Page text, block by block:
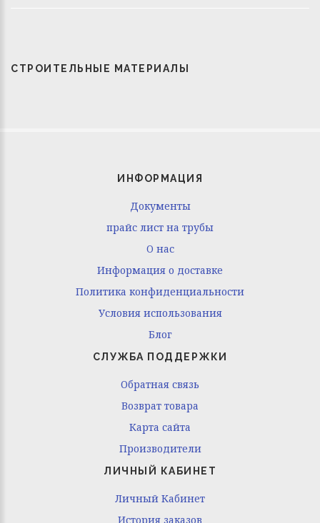
СТРОИТЕЛЬНЫЕ МАТЕРИАЛЫ
ИНФОРМАЦИЯ
Документы
прайс лист на трубы
O нас
Информация о доставке
Политика конфиденциальности
Условия использования
Блог
СЛУЖБА ПОДДЕРЖКИ
Обратная связь
Возврат товара
Карта сайта
Производители
ЛИЧНЫЙ КАБИНЕТ
Личный Кабинет
История заказов